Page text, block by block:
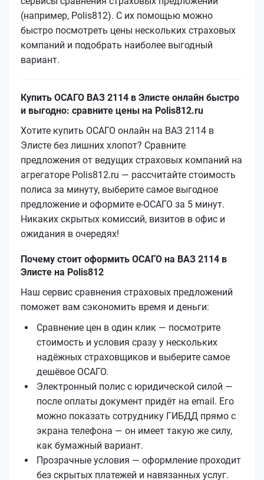
(например, Polis812). С их помощью можно
быстро посмотреть цены нескольких страховых
компаний и подобрать наиболее выгодный
вариант.
Купить ОСАГО ВАЗ 2114 в Элисте онлайн быстро
и выгодно: сравните цены на Polis812.ru
Хотите купить ОСАГО онлайн на ВАЗ 2114 в
Элисте без лишних хлопот? Сравните
предложения от ведущих страховых компаний на
агрегаторе Polis812.ru — рассчитайте стоимость
полиса за минуту, выберите самое выгодное
предложение и оформите е‑ОСАГО за 5 минут.
Никаких скрытых комиссий, визитов в офис и
ожидания в очередях!
Почему стоит оформить ОСАГО на ВАЗ 2114 в
Элисте на Polis812
Наш сервис сравнения страховых предложений
поможет вам сэкономить время и деньги:
Сравнение цен в один клик — посмотрите
стоимость и условия сразу у нескольких
надёжных страховщиков и выберите самое
дешёвое ОСАГО.
Электронный полис с юридической силой —
после оплаты документ придёт на email. Его
можно показать сотруднику ГИБДД прямо с
экрана телефона — он имеет такую же силу,
как бумажный вариант.
Прозрачные условия — оформление проходит
без скрытых платежей и навязанных услуг.